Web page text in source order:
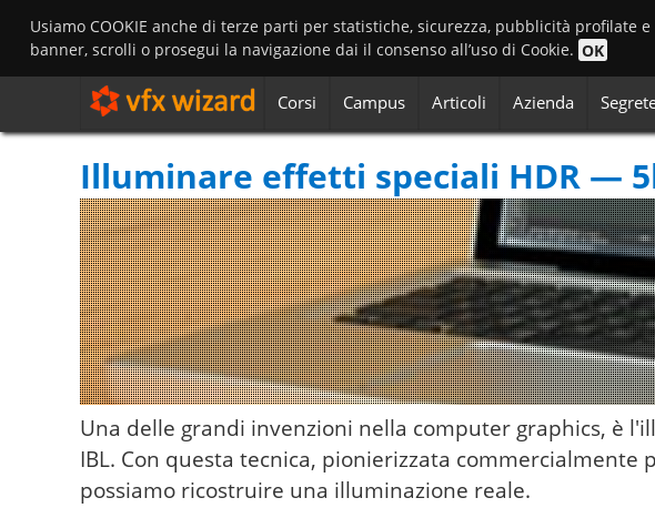
Usiamo COOKIE anche di terze parti per statistiche, sicurezza, pubblicità profilate e
banner, scrolli o prosegui la navigazione dai il consenso all’uso di Cookie. OK
Corsi Campus Articoli Azienda
Illuminare effetti speciali HDR —
Una delle grandi invenzioni nella computer graphics, è
IBL. Con questa tecnica, pionierizzata commercialmente
possiamo ricostruire una illuminazione reale.